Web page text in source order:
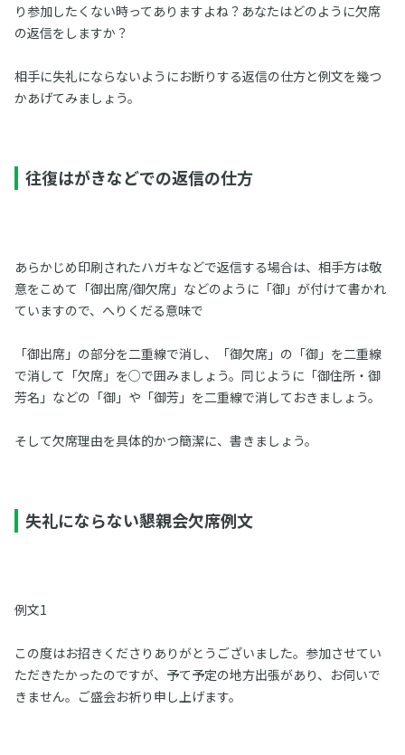
り参加したくない時ってありますよね？あなたはどのように欠席
の返信をしますか？
相手に失礼にならないようにお断りする返信の仕方と例文を幾つ
かあげてみましょう。
往復はがきなどでの返信の仕方
あらかじめ印刷されたハガキなどで返信する場合は、相手方は敬
意をこめて「御出席/御欠席」などのように「御」が付けて書かれ
ていますので、へりくだる意味で
「御出席」の部分を二重線で消し、「御欠席」の「御」を二重線
で消して「欠席」を○で囲みましょう。同じように「御住所・御
芳名」などの「御」や「御芳」を二重線で消しておきましょう。
そして欠席理由を具体的かつ簡潔に、書きましょう。
失礼にならない懇親会欠席例文
例文1
この度はお招きくださりありがとうございました。参加させてい
ただきたかったのですが、予て予定の地方出張があり、お伺いで
きません。ご盛会お祈り申し上げます。